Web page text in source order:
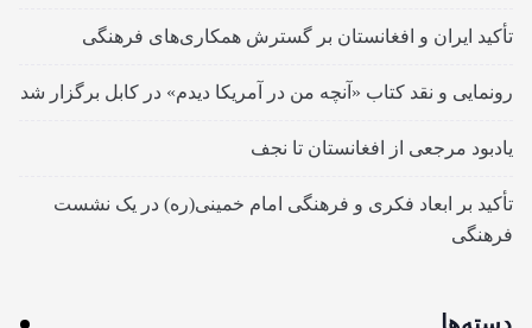
تأکید ایران و افغانستان بر گسترش همکاری‌های فرهنگی
رونمایی و نقد کتاب «آنچه من در آمریکا دیدم» در کابل برگزار شد
یادبود مرجعی از افغانستان تا نجف
تأکید بر ابعاد فکری و فرهنگی امام خمینی(ره) در یک نشست
فرهنگی